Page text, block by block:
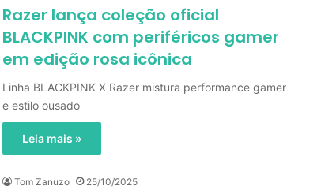
Razer lança coleção oficial
BLACKPINK com periféricos gamer
em edição rosa icônica
Linha BLACKPINK X Razer mistura performance gamer
e estilo ousado
Leia mais »
Tom Zanuzo 25/10/2025